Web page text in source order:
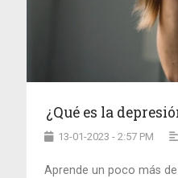
¿Qué es la
13-01-2023 - 2:57 PM
Aprende un poco más